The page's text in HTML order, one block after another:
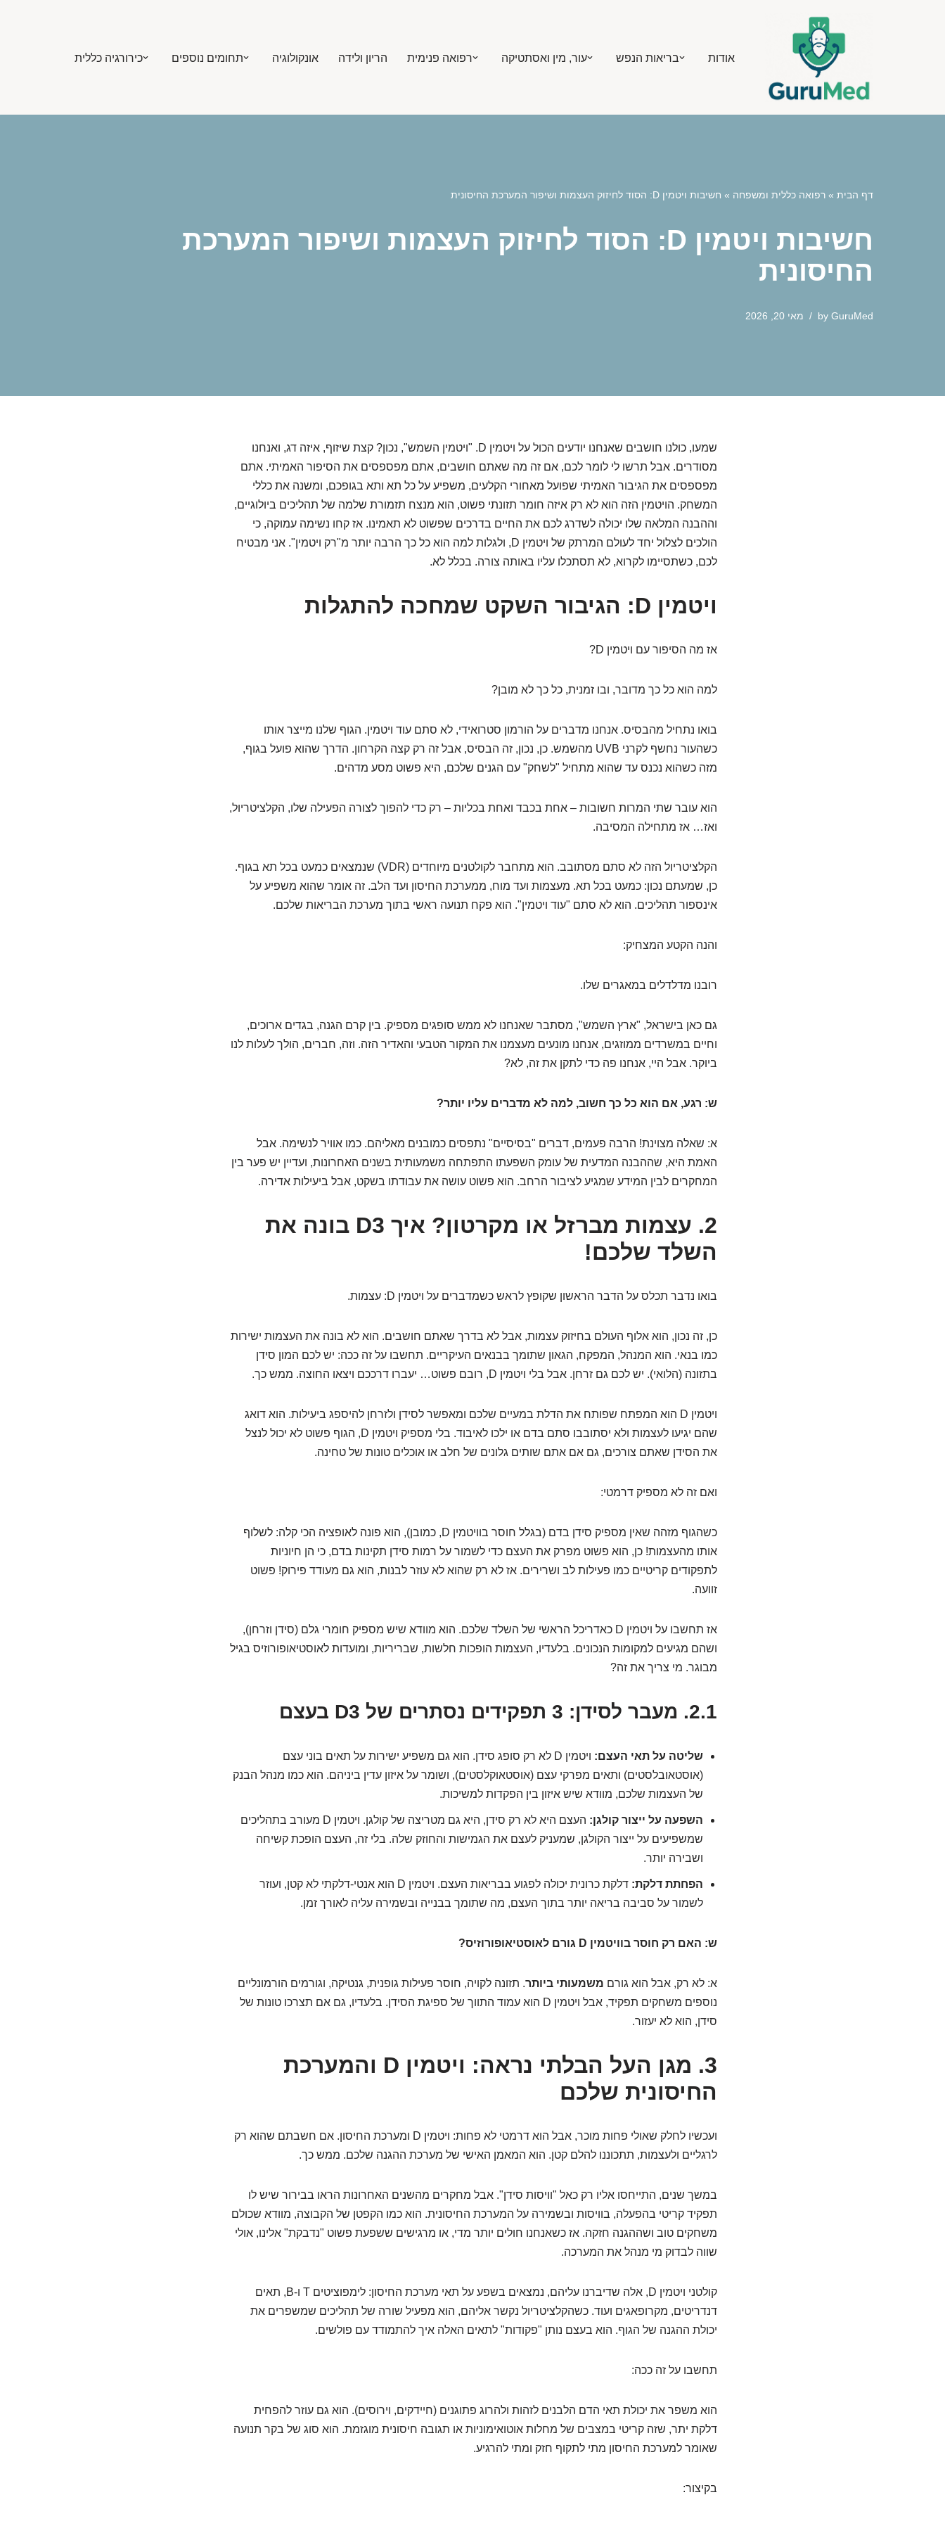
אודות בריאות הנפש עור, מין ואסתטיקה רפואה פנימית הריון ולידה אונקולוגיה תחומים נוספים כירורגיה כללית
דף הבית » רפואה כללית ומשפחה » חשיבות ויטמין D: הסוד לחיזוק העצמות ושיפור המערכת החיסונית
חשיבות ויטמין D: הסוד לחיזוק העצמות ושיפור המערכת
החיסונית
by GuruMed מאי 20, 2026
שמעו, כולנו חושבים שאנחנו יודעים הכול על ויטמין D. "ויטמין השמש", נכון? קצת שיזוף, איזה דג, ואנחנו
מסודרים. אבל תרשו לי לומר לכם, אם זה מה שאתם חושבים, אתם מפספסים את הסיפור האמיתי. אתם
מפספסים את הגיבור האמיתי שפועל מאחורי הקלעים, משפיע על כל תא ותא בגופכם, ומשנה את כללי
המשחק. הויטמין הזה הוא לא רק איזה חומר תזונתי פשוט, הוא מנצח תזמורת שלמה של תהליכים ביולוגיים,
וההבנה המלאה שלו יכולה לשדרג לכם את החיים בדרכים שפשוט לא תאמינו. אז קחו נשימה עמוקה, כי
הולכים לצלול יחד לעולם המרתק של ויטמין D, ולגלות למה הוא כל כך הרבה יותר מ"רק ויטמין". אני מבטיח
לכם, כשתסיימו לקרוא, לא תסתכלו עליו באותה צורה. בכלל לא.
ויטמין D: הגיבור השקט שמחכה להתגלות
אז מה הסיפור עם ויטמין D?
למה הוא כל כך מדובר, ובו זמנית, כל כך לא מובן?
בואו נתחיל מהבסיס. אנחנו מדברים על הורמון סטרואידי, לא סתם עוד ויטמין. הגוף שלנו מייצר אותו
כשהעור נחשף לקרני UVB מהשמש. כן, נכון, זה הבסיס, אבל זה רק קצה הקרחון. הדרך שהוא פועל בגוף,
מזה כשהוא נכנס עד שהוא מתחיל "לשחק" עם הגנים שלכם, היא פשוט מסע מדהים.
הוא עובר שתי המרות חשובות – אחת בכבד ואחת בכליות – רק כדי להפוך לצורה הפעילה שלו, הקלציטריול,
ואז… אז מתחילה המסיבה.
הקלציטריול הזה לא סתם מסתובב. הוא מתחבר לקולטנים מיוחדים (VDR) שנמצאים כמעט בכל תא בגוף.
כן, שמעתם נכון: כמעט בכל תא. מעצמות ועד מוח, ממערכת החיסון ועד הלב. זה אומר שהוא משפיע על
אינספור תהליכים. הוא לא סתם "עוד ויטמין". הוא פקח תנועה ראשי בתוך מערכת הבריאות שלכם.
והנה הקטע המצחיק:
רובנו מדלדלים במאגרים שלו.
גם כאן בישראל, "ארץ השמש", מסתבר שאנחנו לא ממש סופגים מספיק. בין קרם הגנה, בגדים ארוכים,
וחיים במשרדים ממוזגים, אנחנו מונעים מעצמנו את המקור הטבעי והאדיר הזה. וזה, חברים, הולך לעלות לנו
ביוקר. אבל היי, אנחנו פה כדי לתקן את זה, לא?
ש: רגע, אם הוא כל כך חשוב, למה לא מדברים עליו יותר?
א: שאלה מצוינת! הרבה פעמים, דברים "בסיסיים" נתפסים כמובנים מאליהם. כמו אוויר לנשימה. אבל
האמת היא, שההבנה המדעית של עומק השפעתו התפתחה משמעותית בשנים האחרונות, ועדיין יש פער בין
המחקרים לבין המידע שמגיע לציבור הרחב. הוא פשוט עושה את עבודתו בשקט, אבל ביעילות אדירה.
2.
עצמות מברזל או מקרטון? איך D3 בונה את
השלד שלכם!
בואו נדבר תכלס על הדבר הראשון שקופץ לראש כשמדברים על ויטמין D: עצמות.
כן, זה נכון, הוא אלוף העולם בחיזוק עצמות, אבל לא בדרך שאתם חושבים. הוא לא בונה את העצמות ישירות
כמו בנאי. הוא המנהל, המפקח, הגאון שתומך בבנאים העיקריים. תחשבו על זה ככה: יש לכם המון סידן
בתזונה (הלואי). יש לכם גם זרחן. אבל בלי ויטמין D, רובם פשוט… יעברו דרככם ויצאו החוצה. ממש כך.
ויטמין D הוא המפתח שפותח את הדלת במעיים שלכם ומאפשר לסידן ולזרחן להיספג ביעילות. הוא דואג
שהם יגיעו לעצמות ולא יסתובבו סתם בדם או ילכו לאיבוד. בלי מספיק ויטמין D, הגוף פשוט לא יכול לנצל
את הסידן שאתם צורכים, גם אם אתם שותים גלונים של חלב או אוכלים טונות של טחינה.
ואם זה לא מספיק דרמטי:
כשהגוף מזהה שאין מספיק סידן בדם (בגלל חוסר בוויטמין D, כמובן), הוא פונה לאופציה הכי קלה: לשלוף
אותו מהעצמות! כן, הוא פשוט מפרק את העצם כדי לשמור על רמות סידן תקינות בדם, כי הן חיוניות
לתפקודים קריטיים כמו פעילות לב ושרירים. אז לא רק שהוא לא עוזר לבנות, הוא גם מעודד פירוק! פשוט
זוועה.
אז תחשבו על ויטמין D כאדריכל הראשי של השלד שלכם. הוא מוודא שיש מספיק חומרי גלם (סידן וזרחן),
ושהם מגיעים למקומות הנכונים. בלעדיו, העצמות הופכות חלשות, שבריריות, ומועדות לאוסטיאופורוזיס בגיל
מבוגר. מי צריך את זה?
2.1. מעבר לסידן: 3 תפקידים נסתרים של D3 בעצם
שליטה על תאי העצם:
ויטמין D לא רק סופג סידן. הוא גם משפיע ישירות על תאים בוני עצם
(אוסטאובלסטים) ותאים מפרקי עצם (אוסטאוקלסטים), ושומר על איזון עדין ביניהם. הוא כמו מנהל הבנק
של העצמות שלכם, מוודא שיש איזון בין הפקדות למשיכות.
השפעה על ייצור קולגן:
העצם היא לא רק סידן, היא גם מטריצה של קולגן. ויטמין D מעורב בתהליכים
שמשפיעים על ייצור הקולגן, שמעניק לעצם את הגמישות והחוזק שלה. בלי זה, העצם הופכת קשיחה
ושבירה יותר.
הפחתת דלקת:
דלקת כרונית יכולה לפגוע בבריאות העצם. ויטמין D הוא אנטי-דלקתי לא קטן, ועוזר
לשמור על סביבה בריאה יותר בתוך העצם, מה שתומך בבנייה ובשמירה עליה לאורך זמן.
ש: האם רק חוסר בוויטמין D גורם לאוסטיאופורוזיס?
א: לא רק, אבל הוא גורם משמעותי ביותר. תזונה לקויה, חוסר פעילות גופנית, גנטיקה, וגורמים הורמונליים
נוספים משחקים תפקיד, אבל ויטמין D הוא עמוד התווך של ספיגת הסידן. בלעדיו, גם אם תצרכו טונות של
סידן, הוא לא יעזור.
3.
מגן העל הבלתי נראה: ויטמין D והמערכת
החיסונית שלכם
ועכשיו לחלק שאולי פחות מוכר, אבל הוא דרמטי לא פחות: ויטמין D ומערכת החיסון. אם חשבתם שהוא רק
לרגליים ולעצמות, תתכוננו להלם קטן. הוא המאמן האישי של מערכת ההגנה שלכם. ממש כך.
במשך שנים, התייחסו אליו רק כאל "וויסות סידן". אבל מחקרים מהשנים האחרונות הראו בבירור שיש לו
תפקיד קריטי בהפעלה, בוויסות ובשמירה על המערכת החיסונית. הוא כמו הקפטן של הקבוצה, מוודא שכולם
משחקים טוב ושההגנה חזקה. אז כשאנחנו חולים יותר מדי, או מרגישים ששפעת פשוט "נדבקת" אלינו, אולי
שווה לבדוק מי מנהל את המערכה.
קולטני ויטמין D, אלה שדיברנו עליהם, נמצאים בשפע על תאי מערכת החיסון: לימפוציטים T ו-B, תאים
דנדריטים, מקרופאגים ועוד. כשהקלציטריול נקשר אליהם, הוא מפעיל שורה של תהליכים שמשפרים את
יכולת ההגנה של הגוף. הוא בעצם נותן "פקודות" לתאים האלה איך להתמודד עם פולשים.
תחשבו על זה ככה:
הוא משפר את יכולת תאי הדם הלבנים לזהות ולהרוג פתוגנים (חיידקים, וירוסים). הוא גם עוזר להפחית
דלקת יתר, שזה קריטי במצבים של מחלות אוטואימוניות או תגובה חיסונית מוגזמת. הוא סוג של בקר תנועה
שאומר למערכת החיסון מתי לתקוף חזק ומתי להרגיע.
בקיצור: